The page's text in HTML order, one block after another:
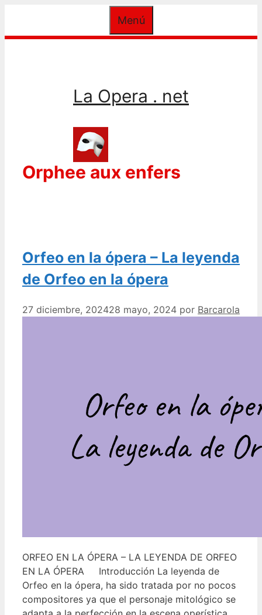
contenido
Menú
La Opera . net
Orphee aux enfers
Orfeo en la ópera – La leyenda
de Orfeo en la ópera
27 diciembre, 202428 mayo, 2024 por Barcarola
ORFEO EN LA ÓPERA – LA LEYENDA DE ORFEO
EN LA ÓPERA Introducción La leyenda de
Orfeo en la ópera, ha sido tratada por no pocos
compositores ya que el personaje mitológico se